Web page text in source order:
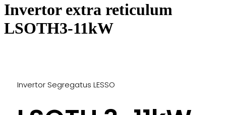
Invertor extra reticulum
LSOTH3-11kW
Invertor Segregatus LESSO